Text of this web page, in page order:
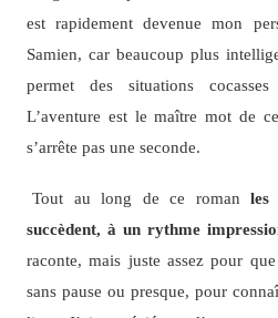
est rapidement devenue mon
Samien, car beaucoup plus
permet des situations
L’aventure est le maître mot de
s’arrête pas une seconde.
Tout au long de ce romanles
succèdent, à un rythme
raconte, mais juste assez pour
sans pause ou presque, pour